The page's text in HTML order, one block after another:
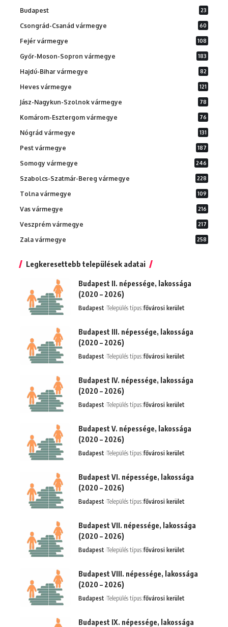
Budapest 23
Csongrád-Csanád vármegye 60
Fejér vármegye 108
Győr-Moson-Sopron vármegye 183
Hajdú-Bihar vármegye 82
Heves vármegye 121
Jász-Nagykun-Szolnok vármegye 78
Komárom-Esztergom vármegye 76
Nógrád vármegye 131
Pest vármegye 187
Somogy vármegye 246
Szabolcs-Szatmár-Bereg vármegye 228
Tolna vármegye 109
Vas vármegye 216
Veszprém vármegye 217
Zala vármegye 258
Legkeresettebb települések adatai
Budapest II. népessége, lakossága
(2020 – 2026)
Budapest Település típus:fővárosi kerület
Budapest III. népessége, lakossága
(2020 – 2026)
Budapest Település típus:fővárosi kerület
Budapest IV. népessége, lakossága
(2020 – 2026)
Budapest Település típus:fővárosi kerület
Budapest V. népessége, lakossága
(2020 – 2026)
Budapest Település típus:fővárosi kerület
Budapest VI. népessége, lakossága
(2020 – 2026)
Budapest Település típus:fővárosi kerület
Budapest VII. népessége, lakossága
(2020 – 2026)
Budapest Település típus:fővárosi kerület
Budapest VIII. népessége, lakossága
(2020 – 2026)
Budapest Település típus:fővárosi kerület
Budapest IX. népessége, lakossága